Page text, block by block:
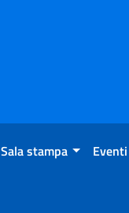
Sala stampa Eventi